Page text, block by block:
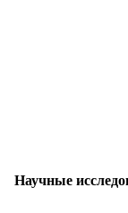
Научные